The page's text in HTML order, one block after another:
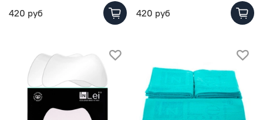
420 руб
420 руб